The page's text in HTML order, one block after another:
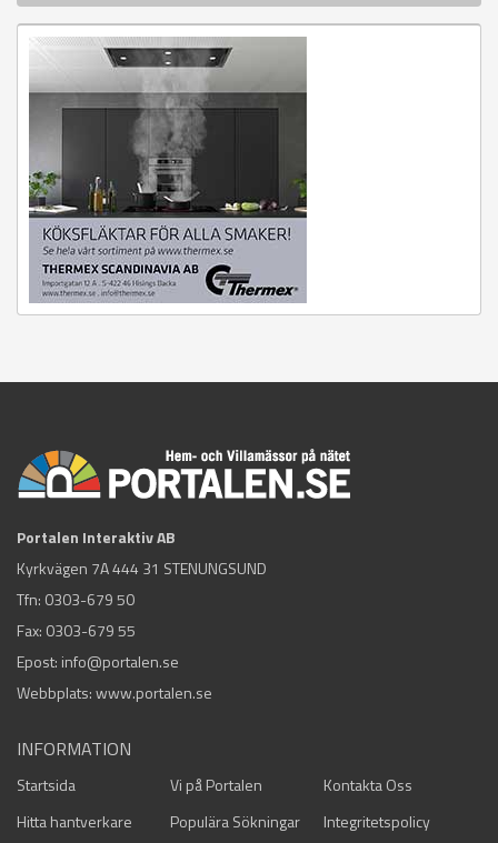
Portalen Interaktiv AB
Kyrkvägen 7A 444 31 STENUNGSUND
Tfn: 0303-679 50
Fax: 0303-679 55
Epost: info@portalen.se
Webbplats: www.portalen.se
INFORMATION
Startsida Vi på Portalen
Kontakta Oss
Hitta hantverkare
Populära Sökningar Integritetspolicy